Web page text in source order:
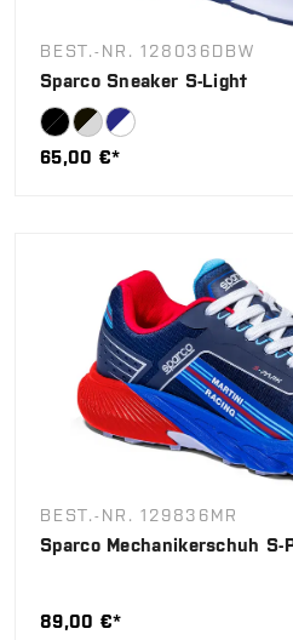
BEST.-NR. 128036DBW
Sparco Sneaker S-Light
65,00 €*
BEST.-NR. 129836MR
Sparco Mechanikerschuh
89,00 €*